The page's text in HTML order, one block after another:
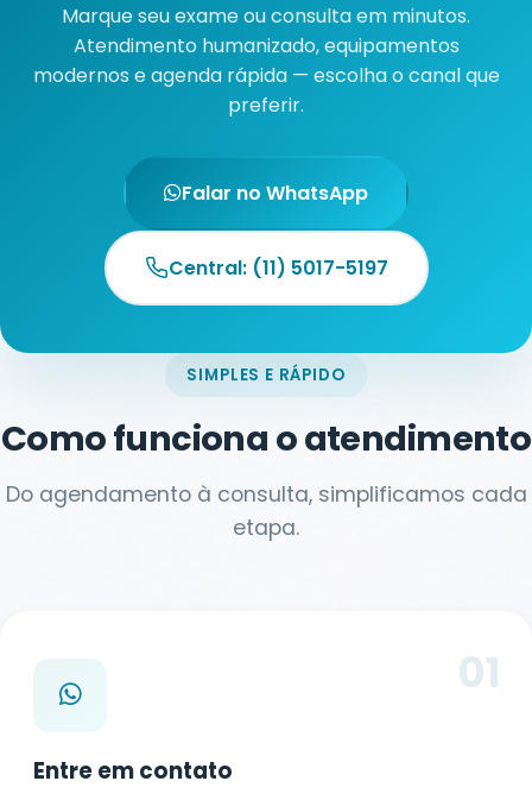
Marque seu exame ou consulta em minutos.
Atendimento humanizado, equipamentos
modernos e agenda rápida — escolha o canal que
preferir.
Falar no WhatsApp
Central: (11) 5017-5197
SIMPLES E RÁPIDO
Como funciona o atendimento
Do agendamento à consulta, simplificamos cada
etapa.
01
Entre em contato